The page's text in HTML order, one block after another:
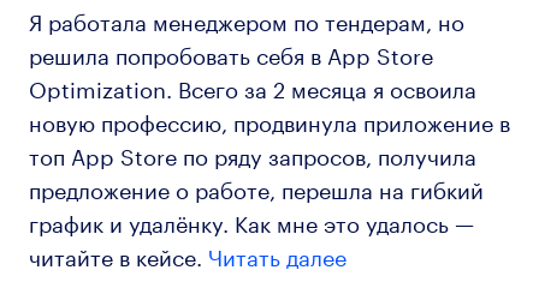
Я работала менеджером по тендерам, но
решила попробовать себя в App Store
Optimization. Всего за 2 месяца я освоила
новую профессию, продвинула приложение в
топ App Store по ряду запросов, получила
предложение о работе, перешла на гибкий
график и удалёнку. Как мне это удалось —
читайте в кейсе. Читать далее